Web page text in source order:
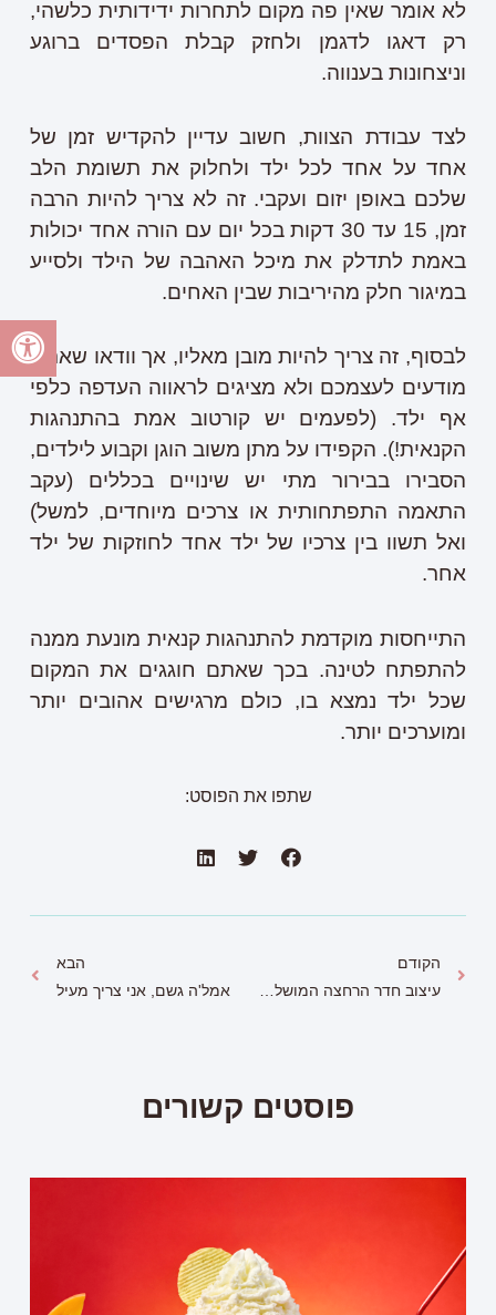
לא אומר שאין פה מקום לתחרות ידידותית כלשהי,
רק דאגו לדגמן ולחזק קבלת הפסדים ברוגע
וניצחונות בענווה.
לצד עבודת הצוות, חשוב עדיין להקדיש זמן של
אחד על אחד לכל ילד ולחלוק את תשומת הלב
שלכם באופן יזום ועקבי. זה לא צריך להיות הרבה
זמן, 15 עד 30 דקות בכל יום עם הורה אחד יכולות
באמת לתדלק את מיכל האהבה של הילד ולסייע
במיגור חלק מהיריבות שבין האחים.
לבסוף, זה צריך להיות מובן מאליו, אך וודאו שאתם
מודעים לעצמכם ולא מציגים לראווה העדפה כלפי
אף ילד. (לפעמים יש קורטוב אמת בהתנהגות
הקנאית!). הקפידו על מתן משוב הוגן וקבוע לילדים,
הסבירו בבירור מתי יש שינויים בכללים (עקב
התאמה התפתחותית או צרכים מיוחדים, למשל)
ואל תשוו בין צרכיו של ילד אחד לחוזקות של ילד
אחר.
התייחסות מוקדמת להתנהגות קנאית מונעת ממנה
להתפתח לטינה. בכך שאתם חוגגים את המקום
שכל ילד נמצא בו, כולם מרגישים אהובים יותר
ומוערכים יותר.
שתפו את הפוסט:
הקודם
עיצוב חדר הרחצה המושלם, חיים בבועה
הבא
אמל'ה גשם, אני צריך מעיל
פוסטים קשורים